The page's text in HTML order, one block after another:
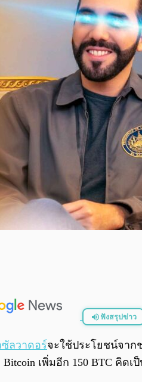
ฟังสรุปข่าว
ซัลวาดอร์จะใช้ประโยชน์จาก
Bitcoin เพิ่มอีก 150 BTC คิ